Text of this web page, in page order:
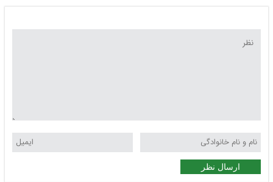
ارسال نظر